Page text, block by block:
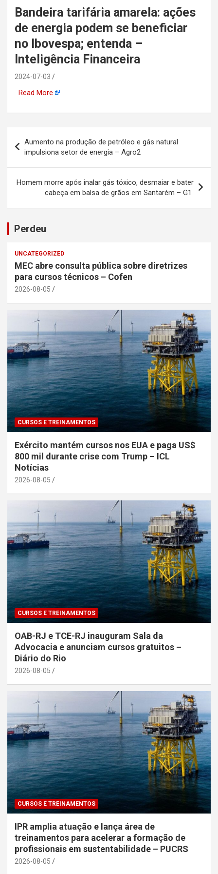
automotiva, mineração,
indústria naval, etc
Bandeira tarifária amarela: ações
de energia podem se beneficiar
no Ibovespa; entenda –
Inteligência Financeira
2024-07-03
Read More
de
Post
Aumento na produção de petróleo e gás natural
impulsiona setor de energia – Agro2
Homem morre após inalar gás tóxico, desmaiar e bater
cabeça em balsa de grãos em Santarém – G1
Perdeu
UNCATEGORIZED
MEC abre consulta pública sobre diretrizes
para cursos técnicos – Cofen
2026-08-05
CURSOS E TREINAMENTOS
Exército mantém cursos nos EUA e paga US$
800 mil durante crise com Trump – ICL
Notícias
2026-08-05
CURSOS E TREINAMENTOS
OAB-RJ e TCE-RJ inauguram Sala da
Advocacia e anunciam cursos gratuitos –
Diário do Rio
2026-08-05
CURSOS E TREINAMENTOS
IPR amplia atuação e lança área de
treinamentos para acelerar a formação de
profissionais em sustentabilidade – PUCRS
2026-08-05